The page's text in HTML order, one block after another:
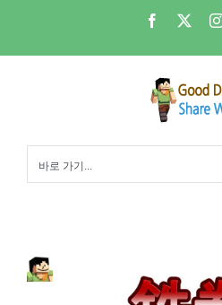
츠
Facebook
바로 가기...